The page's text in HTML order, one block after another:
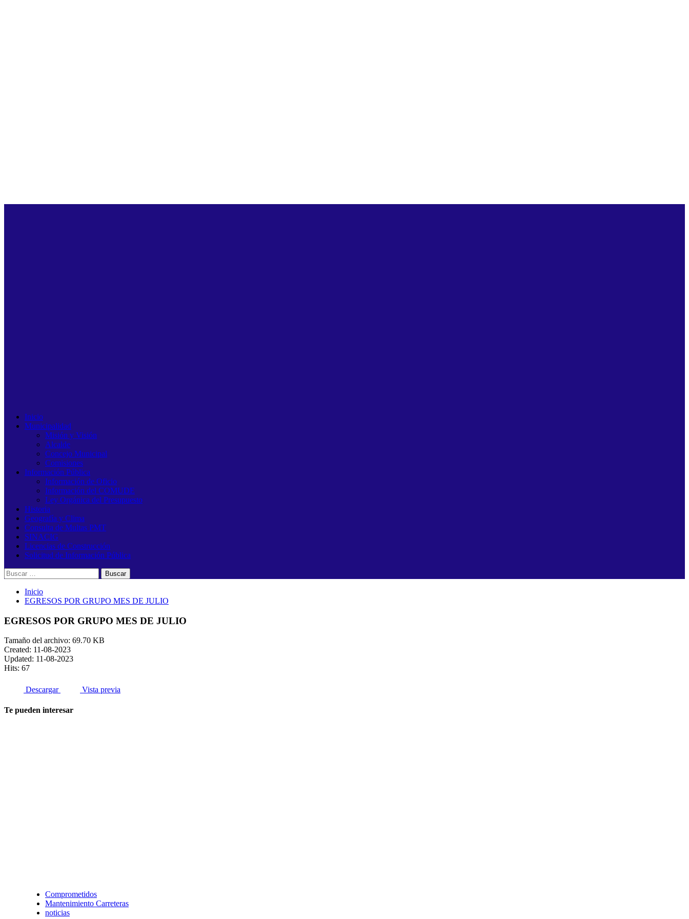
Inicio
Municipalidad
Misión y Visión
Alcalde
Concejo Municipal
Comisiones
Información Pública
Información de Oficio
Información del COMUDE
Ley Orgánica del Presupuesto
Historia
Geografía y Clima
Consulta de Multas PMT
SINACIG
Licencias de Construcción
Solicitud de Información Pública
Buscar:
Inicio
EGRESOS POR GRUPO MES DE JULIO
EGRESOS POR GRUPO MES DE JULIO
Tamaño del archivo: 69.70 KB
Created: 11-08-2023
Updated: 11-08-2023
Hits: 67
Descargar Vista previa
Te pueden interesar
Comprometidos
Mantenimiento Carreteras
noticias